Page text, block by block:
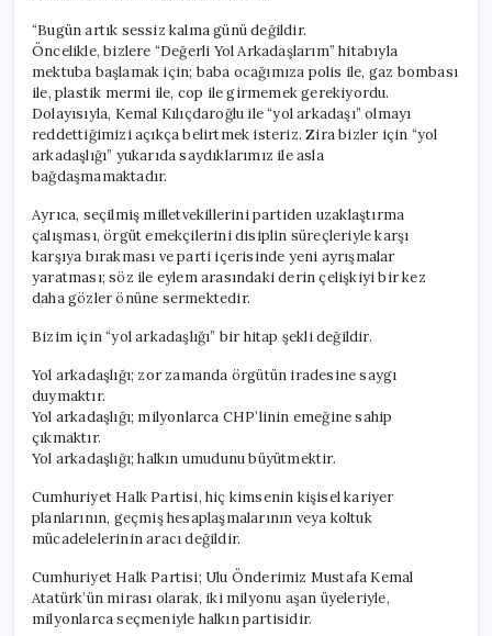
“Bugün artık sessiz kalma günü değildir.
Öncelikle, bizlere “Değerli Yol Arkadaşlarım” hitabıyla
mektuba başlamak için; baba ocağımıza polis ile, gaz bombası
ile, plastik mermi ile, cop ile girmemek gerekiyordu.
Dolayısıyla, Kemal Kılıçdaroğlu ile “yol arkadaşı” olmayı
reddettiğimizi açıkça belirtmek isteriz. Zira bizler için “yol
arkadaşlığı” yukarıda saydıklarımız ile asla
bağdaşmamaktadır.
Ayrıca, seçilmiş milletvekillerini partiden uzaklaştırma
çalışması, örgüt emekçilerini disiplin süreçleriyle karşı
karşıya bırakması ve parti içerisinde yeni ayrışmalar
yaratması; söz ile eylem arasındaki derin çelişkiyi bir kez
daha gözler önüne sermektedir.
Bizim için “yol arkadaşlığı” bir hitap şekli değildir.
Yol arkadaşlığı; zor zamanda örgütün iradesine saygı
duymaktır.
Yol arkadaşlığı; milyonlarca CHP’linin emeğine sahip
çıkmaktır.
Yol arkadaşlığı; halkın umudunu büyütmektir.
Cumhuriyet Halk Partisi, hiç kimsenin kişisel kariyer
planlarının, geçmiş hesaplaşmalarının veya koltuk
mücadelelerinin aracı değildir.
Cumhuriyet Halk Partisi; Ulu Önderimiz Mustafa Kemal
Atatürk’ün mirası olarak, iki milyonu aşan üyeleriyle,
milyonlarca seçmeniyle halkın partisidir.